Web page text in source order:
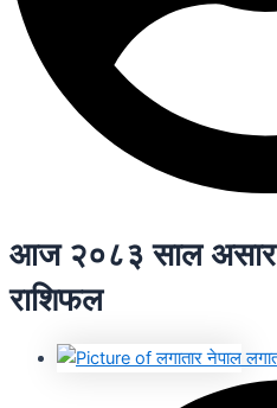
आज २०८३ साल असार
राशिफल